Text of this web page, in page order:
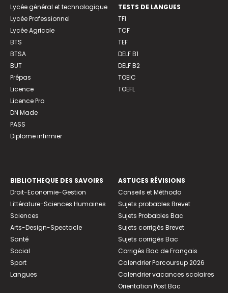
Lycée général et technologique
Lycée Professionnel
Lycée Agricole
BTS
BTSA
BUT
Prépas
Licence
Licence Pro
DN Made
PASS
Diplome infirmier
TESTS DE LANGUES
TFI
TCF
TEF
DELF B1
DELF B2
TOEIC
TOEFL
BIBLIOTHEQUE DES SAVOIRS
Droit-Economie-Gestion
Littérature-Sciences Humaines
Sciences
Arts-Design-Spectacle
Santé
Social
Sport
Langues
ASTUCES RÉVISIONS
Conseils et Méthodo
Sujets probables Brevet
Sujets Probables Bac
Sujets corrigés Brevet
Sujets corrigés Bac
Corrigés Bac de Français
Calendrier Parcoursup 2026
Calendrier vacances scolaires
Orientation Post Bac